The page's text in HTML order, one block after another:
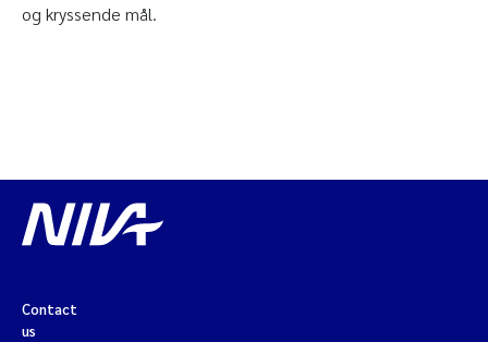
og kryssende mål.
Contact
us